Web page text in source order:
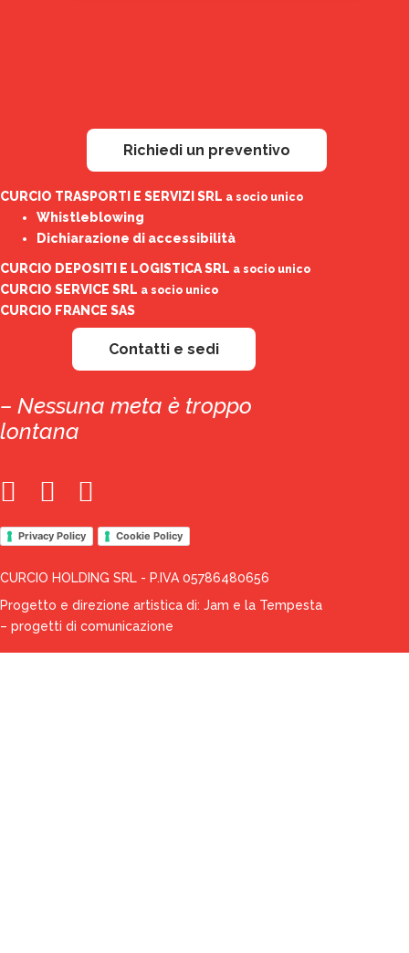
Richiedi un preventivo
CURCIO TRASPORTI E SERVIZI SRL a socio unico
Whistleblowing
Dichiarazione di accessibilità
CURCIO DEPOSITI E LOGISTICA SRL a socio unico
CURCIO SERVICE SRL a socio unico
CURCIO FRANCE SAS
Contatti e sedi
– Nessuna meta è troppo
lontana
Privacy Policy Cookie Policy
CURCIO HOLDING SRL - P.IVA 05786480656
Progetto e direzione artistica di: Jam e la Tempesta
– progetti di comunicazione